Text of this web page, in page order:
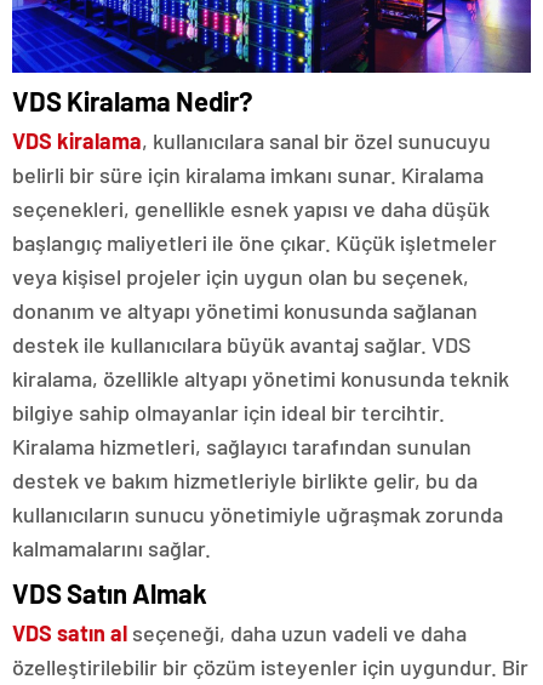
VDS Kiralama Nedir?
VDS kiralama, kullanıcılara sanal bir özel sunucuyu
belirli bir süre için kiralama imkanı sunar. Kiralama
seçenekleri, genellikle esnek yapısı ve daha düşük
başlangıç maliyetleri ile öne çıkar. Küçük işletmeler
veya kişisel projeler için uygun olan bu seçenek,
donanım ve altyapı yönetimi konusunda sağlanan
destek ile kullanıcılara büyük avantaj sağlar. VDS
kiralama, özellikle altyapı yönetimi konusunda teknik
bilgiye sahip olmayanlar için ideal bir tercihtir.
Kiralama hizmetleri, sağlayıcı tarafından sunulan
destek ve bakım hizmetleriyle birlikte gelir, bu da
kullanıcıların sunucu yönetimiyle uğraşmak zorunda
kalmamalarını sağlar.
VDS Satın Almak
VDS satın al seçeneği, daha uzun vadeli ve daha
özelleştirilebilir bir çözüm isteyenler için uygundur. Bir